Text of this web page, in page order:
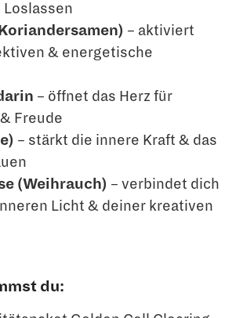
– aktiviert
& energetische
– öffnet das Herz für
Freude
– stärkt die innere Kraft & das
(Weihrauch) – verbindet dich
Licht & deiner kreativen
du: